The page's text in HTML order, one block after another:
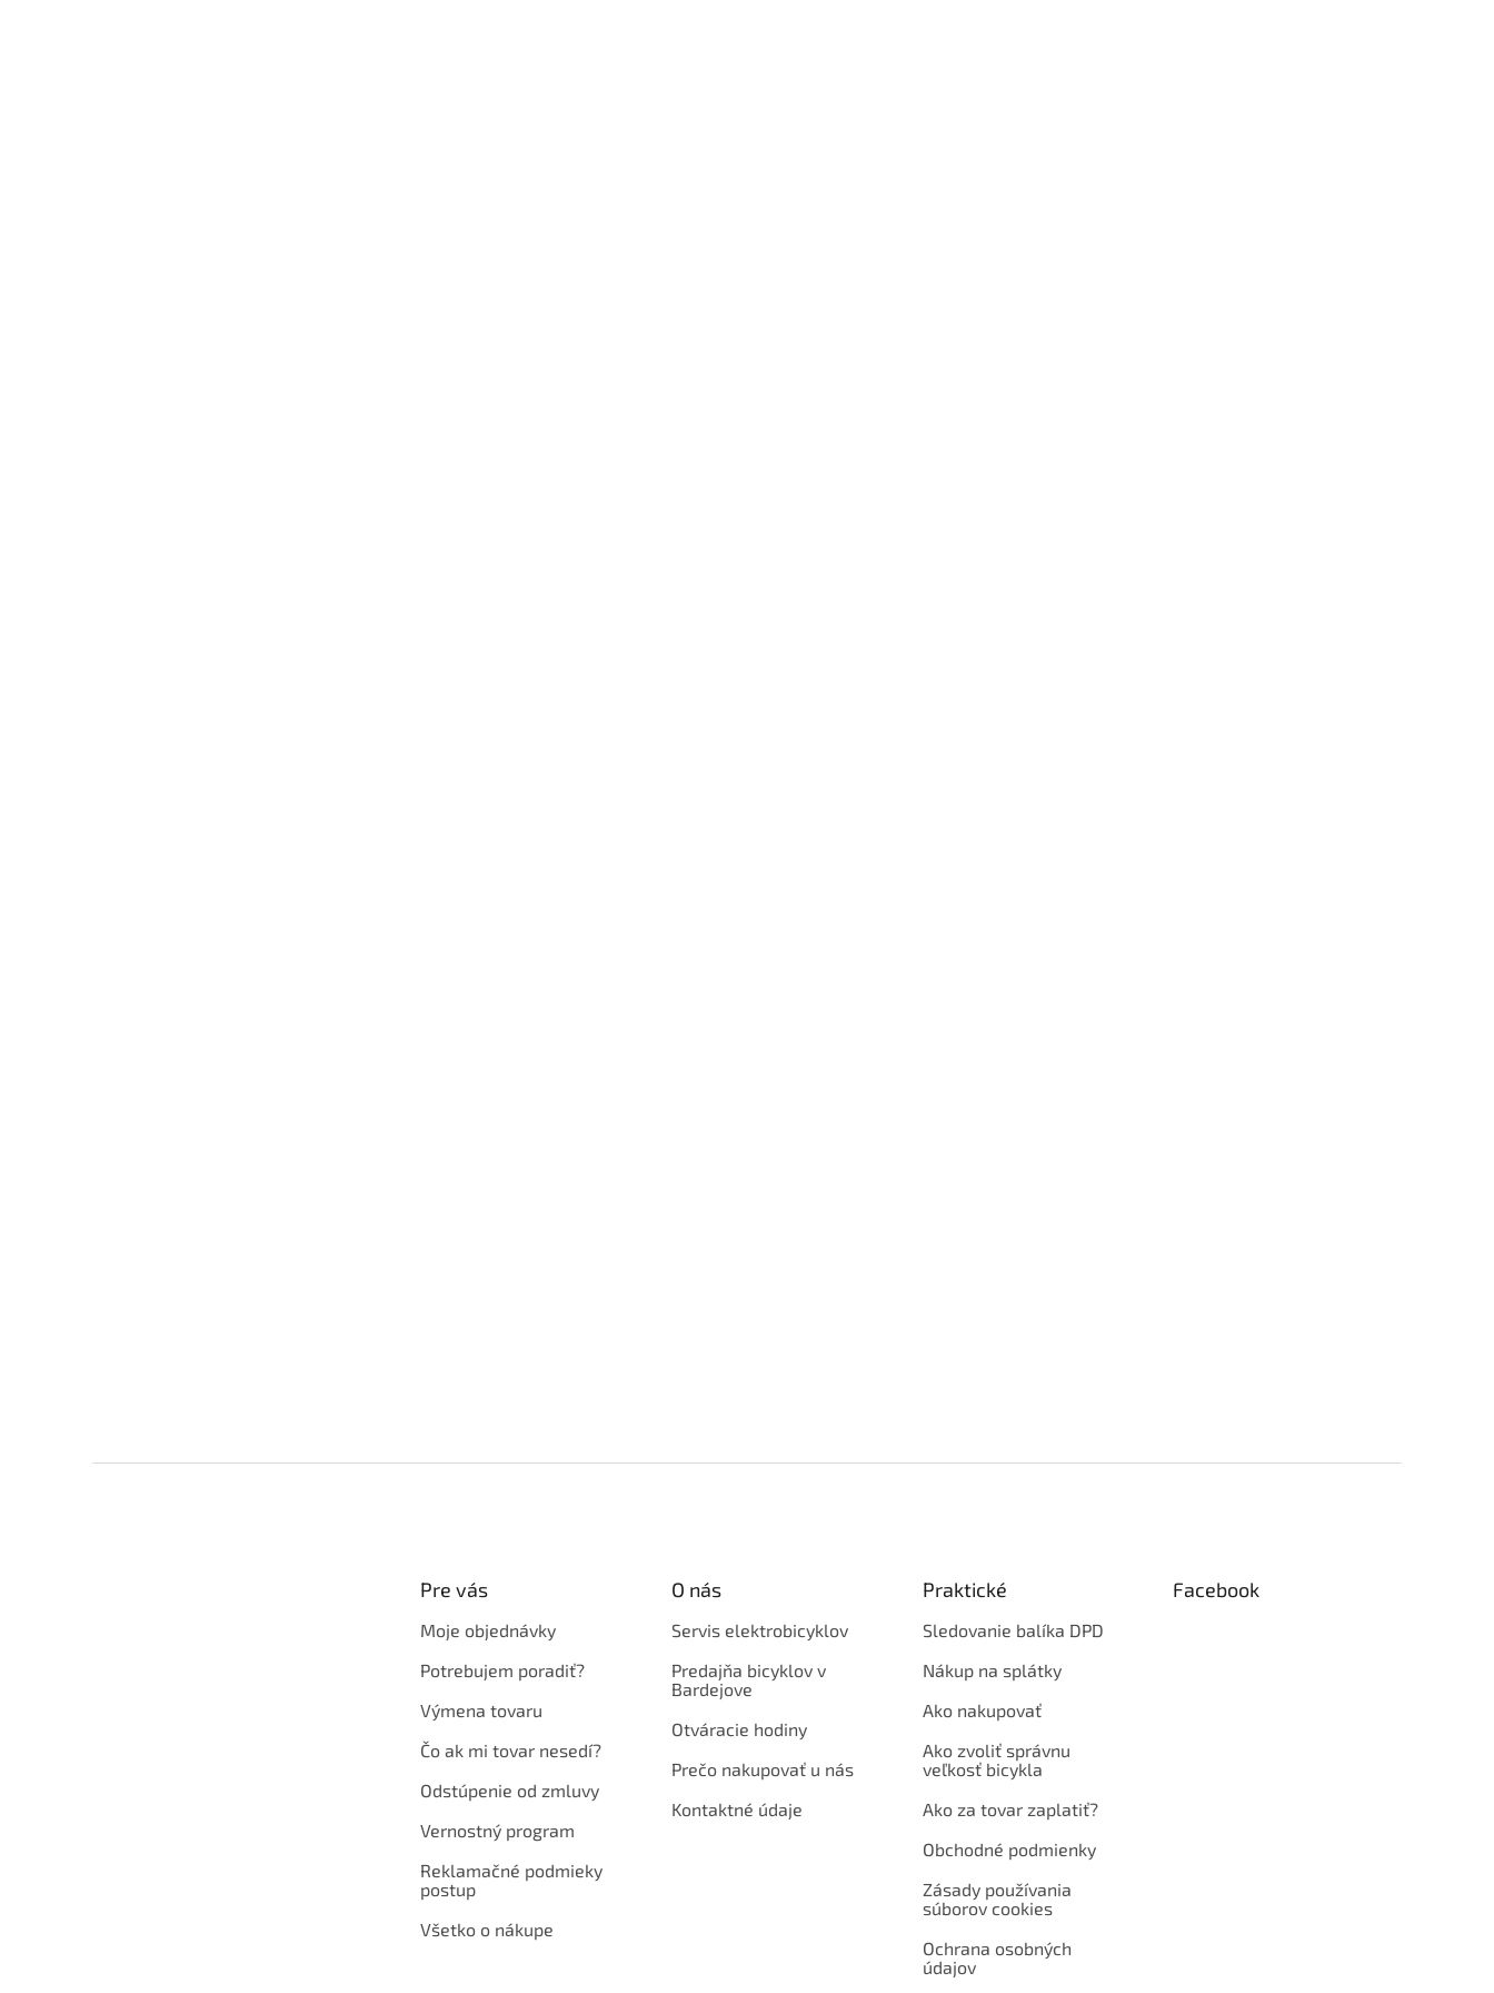
Pre vás
Moje objednávky
Potrebujem poradiť?
Výmena tovaru
Čo ak mi tovar nesedí?
Odstúpenie od zmluvy
Vernostný program
Reklamačné podmieky
postup
Všetko o nákupe
O nás
Servis elektrobicyklov
Predajňa bicyklov v
Bardejove
Otváracie hodiny
Prečo nakupovať u nás
Kontaktné údaje
Praktické
Sledovanie balíka DPD
Nákup na splátky
Ako nakupovať
Ako zvoliť správnu
veľkosť bicykla
Ako za tovar zaplatiť?
Obchodné podmienky
Zásady používania
súborov cookies
Ochrana osobných
údajov
Facebook